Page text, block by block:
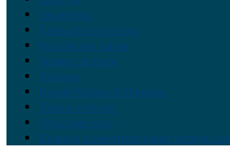
Аналитика
Тайны Геополитики
Российские элиты
Теория заговора
Украина
Новый Мировой Порядок
Тайны истории
Обратная связь
Правила комментирования материалов